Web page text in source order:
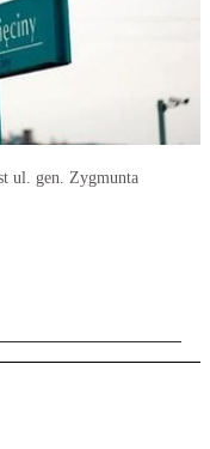
ul. gen. Zygmunta